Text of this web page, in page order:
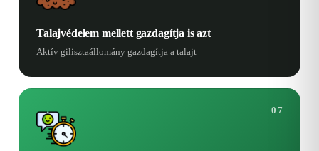
Talajvédelem mellett gazdagítja is azt
Aktív gilisztaállomány gazdagítja a talajt
07